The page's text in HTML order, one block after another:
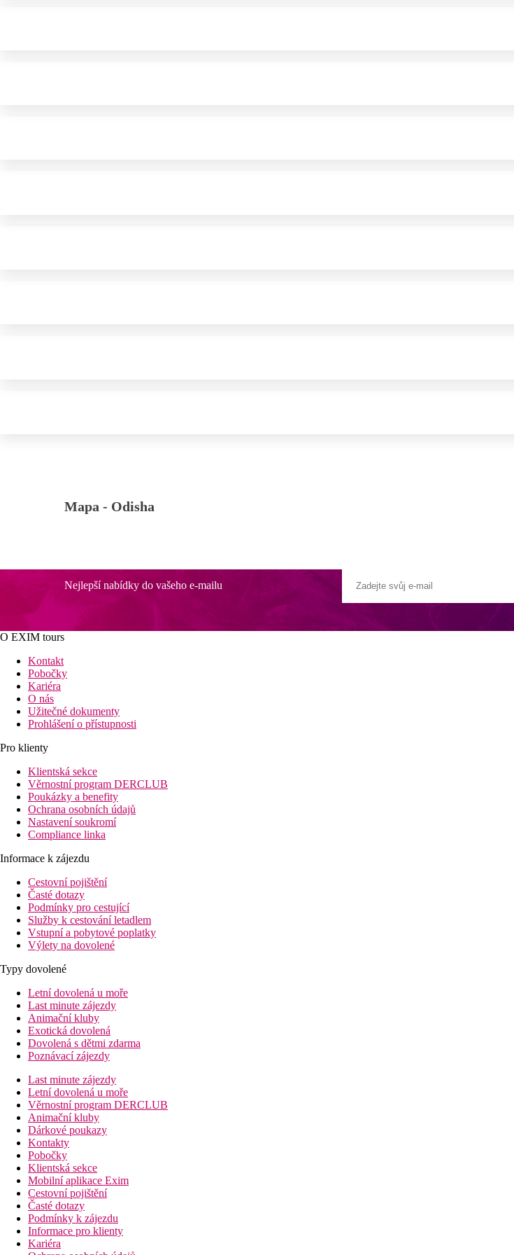
Mapa - Odisha
Nejlepší nabídky do vašeho e-mailu
O EXIM tours
Kontakt
Pobočky
Kariéra
O nás
Užitečné dokumenty
Prohlášení o přístupnosti
Pro klienty
Klientská sekce
Věrnostní program DERCLUB
Poukázky a benefity
Ochrana osobních údajů
Nastavení soukromí
Compliance linka
Informace k zájezdu
Cestovní pojištění
Časté dotazy
Podmínky pro cestující
Služby k cestování letadlem
Vstupní a pobytové poplatky
Výlety na dovolené
Typy dovolené
Letní dovolená u moře
Last minute zájezdy
Animační kluby
Exotická dovolená
Dovolená s dětmi zdarma
Poznávací zájezdy
Last minute zájezdy
Letní dovolená u moře
Věrnostní program DERCLUB
Animační kluby
Dárkové poukazy
Kontakty
Pobočky
Klientská sekce
Mobilní aplikace Exim
Cestovní pojištění
Časté dotazy
Podmínky k zájezdu
Informace pro klienty
Kariéra